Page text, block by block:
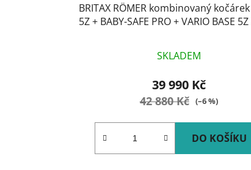
BRITAX RÖMER kombinovaný kočárek
5Z + BABY-SAFE PRO + VARIO BASE
SKLADEM
39 990 Kč
42 880 Kč (–6 %)
DO KOŠÍKU